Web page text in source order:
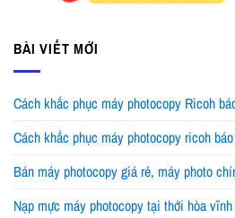
BÀI VIẾT MỚI
Cách khắc phục máy photocopy Ricoh
Cách khắc phục máy photocopy ricoh
Bán máy photocopy giá rẻ, máy photo
Nạp mực máy photocopy tại thới hòa